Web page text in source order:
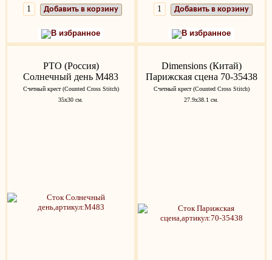
Добавить в корзину
В избранное
Добавить в корзину
В избранное
РТО (Россия)
Солнечный день M483
Счетный крест (Counted Cross Stitch)
35x30 см.
Dimensions (Китай)
Парижская сцена 70-35438
Счетный крест (Counted Cross Stitch)
27.9х38.1 см.